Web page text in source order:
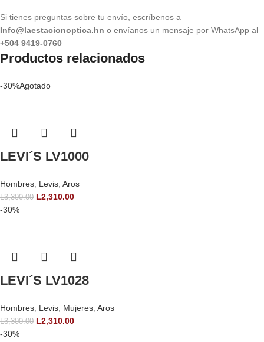
Si tienes preguntas sobre tu envío, escríbenos a
Info@laestacionoptica.hn o envíanos un mensaje por WhatsApp al
+504 9419-0760
Productos relacionados
-30%Agotado
LEVI´S LV1000
Hombres, Levis, Aros
L3,300.00 L2,310.00
-30%
LEVI´S LV1028
Hombres, Levis, Mujeres, Aros
L3,300.00 L2,310.00
-30%